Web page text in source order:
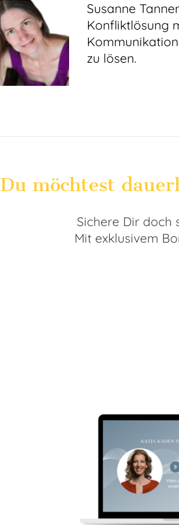
Susanne
Konfliktlösung
zu lösen.
Du möchtest
Sichere Dir doch
Mit exklusivem